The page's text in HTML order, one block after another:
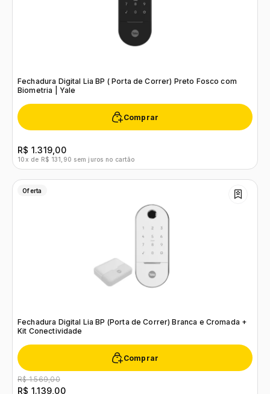
Fechadura Digital Lia BP ( Porta de Correr) Preto Fosco com
Biometria | Yale
Comprar
R$ 1.319,00
10x de R$ 131,90 sem juros no cartão
Oferta
Fechadura Digital Lia BP (Porta de Correr) Branca e Cromada +
Kit Conectividade
Comprar
R$ 1.569,00
R$ 1.139,00